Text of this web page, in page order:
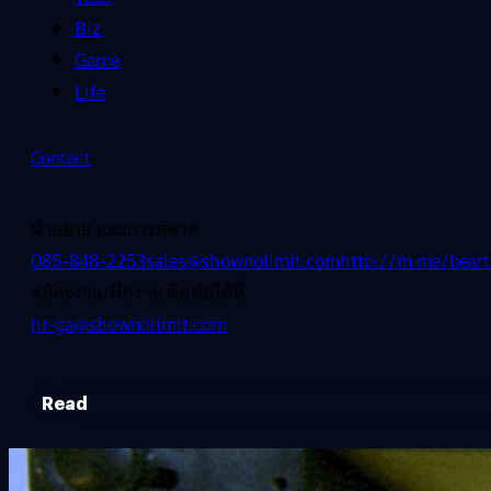
Biz
Game
Life
Contact
ฝ่ายขาย และการตลาด
085-848-2253sales@shownolimit.comhttp://m.me/
สมัครงาน/ฝึกงาน ติดต่อได้ที่
hr-ga@shownolimit.com
Read